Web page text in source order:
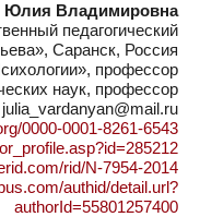
Юлия Владимировна
педагогический
Саранск, Россия
профессор
наук, профессор
0000-0001-8261-6543
rid/N-7954-2014
authid/detail.url?
authorId=55801257400